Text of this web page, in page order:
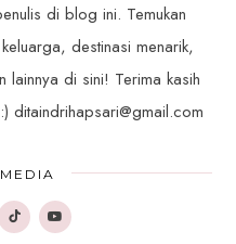
di blog ini. Temukan
destinasi menarik,
lainnya di sini! Terima kasih
ditaindrihapsari@gmail.com